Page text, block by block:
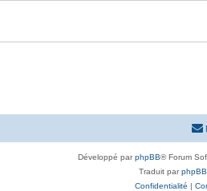
Développé parphpBB® Forum
Traduit par
Confidentialité |